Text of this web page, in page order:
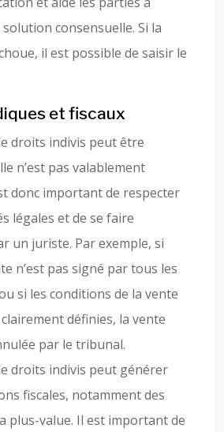
consensuelle. Si la
il est possible de saisir le
et fiscaux
droits indivis peut être
n’est pas valablement
donc important de respecter
légales et de se faire
un juriste. Par exemple, si
n’est pas signé par tous les
si les conditions de la vente
définies, la vente
par le tribunal.
droits indivis peut générer
fiscales, notamment des
plus-value. Il est important de